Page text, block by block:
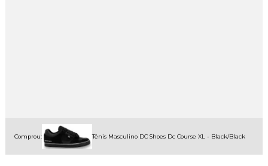
Comprou: Tênis Masculino DC Shoes Dc Course XL - Black/Black